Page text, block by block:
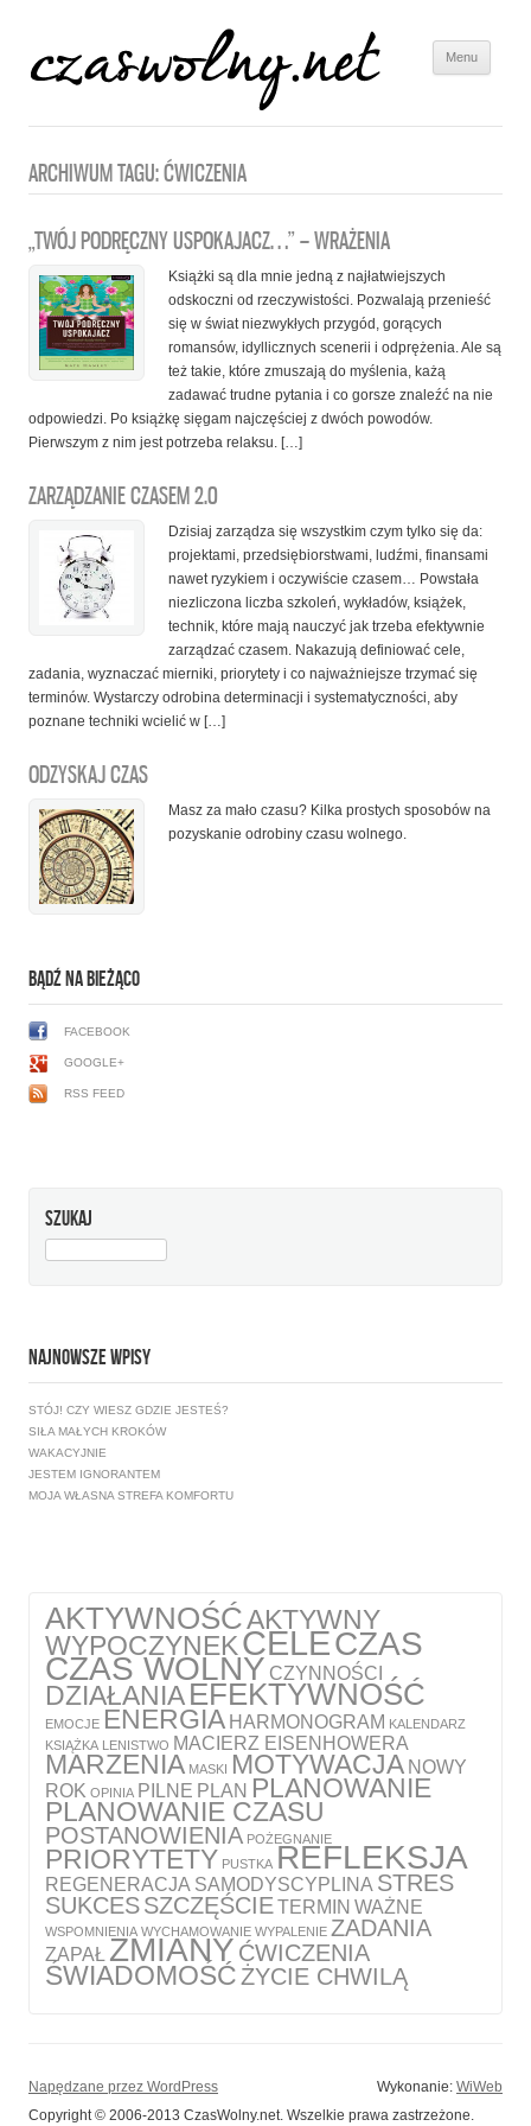
Menu
ARCHIWUM TAGU:ĆWICZENIA
„TWÓJ PODRĘCZNY USPOKAJACZ…” – WRAŻENIA
Książki są dla mnie jedną z najłatwiejszych
odskoczni od rzeczywistości. Pozwalają przenieść
się w świat niezwykłych przygód, gorących
romansów, idyllicznych scenerii i odprężenia. Ale są
też takie, które zmuszają do myślenia, każą
zadawać trudne pytania i co gorsze znaleźć na nie
odpowiedzi. Po książkę sięgam najczęściej z dwóch powodów.
Pierwszym z nim jest potrzeba relaksu. […]
ZARZĄDZANIE CZASEM 2.0
Dzisiaj zarządza się wszystkim czym tylko się da:
projektami, przedsiębiorstwami, ludźmi, finansami
nawet ryzykiem i oczywiście czasem… Powstała
niezliczona liczba szkoleń, wykładów, książek,
technik, które mają nauczyć jak trzeba efektywnie
zarządzać czasem. Nakazują definiować cele,
zadania, wyznaczać mierniki, priorytety i co najważniejsze trzymać się
terminów. Wystarczy odrobina determinacji i systematyczności, aby
poznane techniki wcielić w […]
ODZYSKAJ CZAS
Masz za mało czasu? Kilka prostych sposobów na
pozyskanie odrobiny czasu wolnego.
BĄDŹ NA BIEŻĄCO
FACEBOOK
GOOGLE+
RSS FEED
SZUKAJ
SZUKAJ:
NAJNOWSZE WPISY
STÓJ! CZY WIESZ GDZIE JESTEŚ?
SIŁA MAŁYCH KROKÓW
WAKACYJNIE
JESTEM IGNORANTEM
MOJA WŁASNA STREFA KOMFORTU
AKTYWNOŚĆAKTYWNY
WYPOCZYNEKCELECZAS
CZAS WOLNY CZYNNOŚCI
DZIAŁANIAEFEKTYWNOŚĆ
EMOCJE ENERGIA HARMONOGRAM KALENDARZ
KSIĄŻKA LENISTWO MACIERZ EISENHOWERA
MARZENIA MASKI MOTYWACJA NOWY
ROK OPINIA PILNE PLAN PLANOWANIE
PLANOWANIE CZASU
POSTANOWIENIA POŻEGNANIE
PRIORYTETY PUSTKA REFLEKSJA
REGENERACJA SAMODYSCYPLINA STRES
SUKCESSZCZĘŚCIETERMIN WAŻNE
WSPOMNIENIA WYCHAMOWANIE WYPALENIE ZADANIA
ZAPAŁ ZMIANY ĆWICZENIA
ŚWIADOMOŚĆŻYCIE CHWILĄ
Napędzane przez WordPress Wykonanie: WiWeb
Copyright © 2006-2013 CzasWolny.net. Wszelkie prawa zastrzeżone.